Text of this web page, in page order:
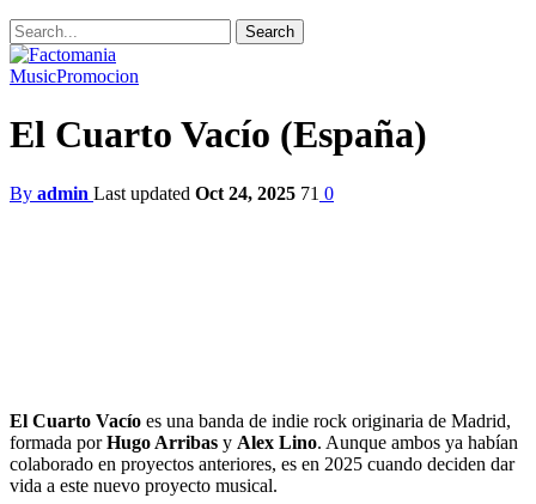
MusicPromocion
El Cuarto Vacío (España)
By admin Last updated Oct 24, 2025 71 0
El Cuarto Vacío es una banda de indie rock originaria de Madrid,
formada porHugo Arribas y Alex Lino. Aunque ambos ya habían
colaborado en proyectos anteriores, es en 2025 cuando deciden dar
vida a este nuevo proyecto musical.